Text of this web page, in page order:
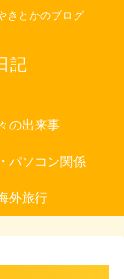
きとかのブログ
記
の出来事
パソコン関係
外旅行